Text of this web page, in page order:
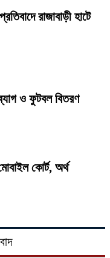
রাজাবাড়ী হাটে
ব্যাগ ও ফুটবল বিতরণ
কোর্ট, অর্থ